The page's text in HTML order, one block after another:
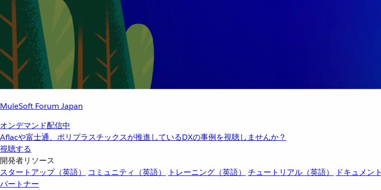
MuleSoft Forum Japan
オンデマンド配信中
Aflacや富士通、ポリプラスチックスが推進しているDXの事例を視聴しませんか？
視聴する
開発者リソース
スタートアップ（英語）
コミュニティ（英語） トレーニング（英語） チュートリアル（英語）
ドキュメント
パートナー